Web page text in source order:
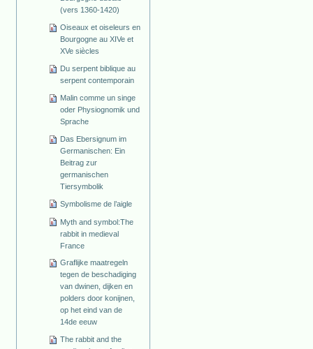
(vers 1360-1420)
Oiseaux et oiseleurs en
Bourgogne au XIVe et
XVe siècles
Du serpent biblique au
serpent contemporain
Malin comme un singe
oder Physiognomik und
Sprache
Das Ebersignum im
Germanischen: Ein
Beitrag zur
germanischen
Tiersymbolik
Symbolisme de l’aigle
Myth and symbol:The
rabbit in medieval
France
Graflijke maatregeln
tegen de beschadiging
van dwinen, dijken en
polders door konijnen,
op het eind van de
14de eeuw
The rabbit and the